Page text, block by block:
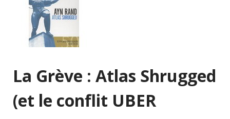
La Grève : Atlas Shrugged
(et le conflit UBER